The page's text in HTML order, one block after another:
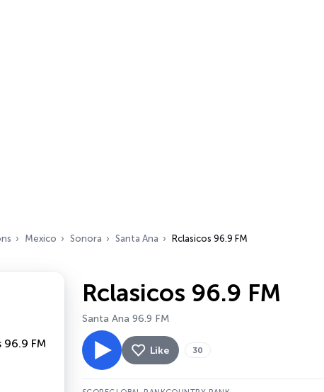
Mexico Sonora Santa Ana Rclasicos 96.9 FM
Rclasicos 96.9 FM
Santa Ana 96.9 FM
Like 30